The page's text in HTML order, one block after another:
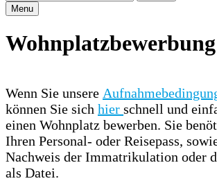
Menu
Wohnplatzbewerbung
Wenn Sie unsere
können Sie sich hier schnell und
einen Wohnplatz bewerben. Sie
Ihren Personal- oder Reisepass,
Nachweis der Immatrikulation oder
als Datei.